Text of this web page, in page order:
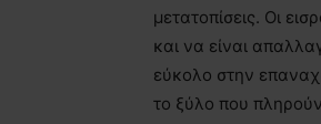
μετατοπίσεις. Οι
και να είναι
εύκολο στην
το ξύλο που πληρούν